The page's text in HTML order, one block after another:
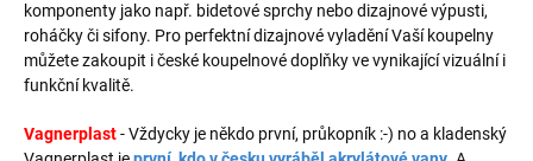
komponenty jako např. bidetové sprchy nebo dizajnové výpusti,
roháčky či sifony. Pro perfektní dizajnové vyladění Vaší koupelny
můžete zakoupit i české koupelnové doplňky ve vynikající vizuální i
funkční kvalitě.
Vagnerplast- Vždycky je někdo první, průkopník :-) no a kladenský